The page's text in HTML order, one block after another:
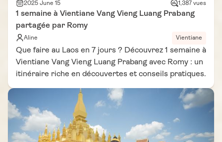
2025 June 15 1,387 vues
1 semaine à Vientiane Vang Vieng Luang Prabang
partagée par Romy
Aline Vientiane
Que faire au Laos en 7 jours ? Découvrez 1 semaine à
Vientiane Vang Vieng Luang Prabang avec Romy : un
itinéraire riche en découvertes et conseils pratiques.